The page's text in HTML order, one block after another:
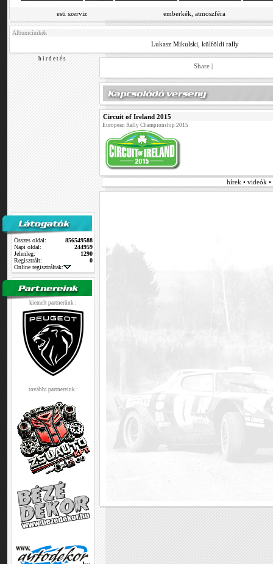
esti szerviz emberkék, atmoszféra
Albumcímkék
Lukasz Mikulski külföldi rally
h i r d e t é s
Összes oldal:
856549588
Napi oldal:
244959
Jelenleg:
1290
Regisztrált:
0
Online regisztráltak:
kiemelt partnerünk :
további partnereink :
Share |
Circuit of Ireland 2015
European Rally Championship 2015
hírek • videók